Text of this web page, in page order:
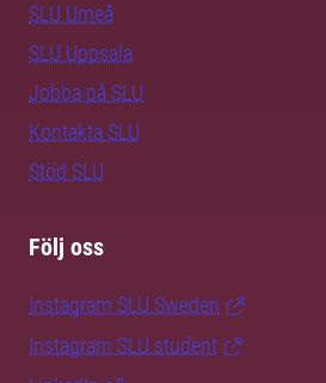
SLU Umeå
SLU Uppsala
Jobba på SLU
Kontakta SLU
Stöd SLU
Följ oss
Instagram SLU.Sweden
Instagram SLU.student